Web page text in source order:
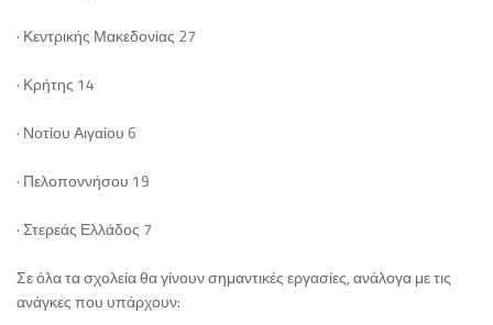
· Κεντρικής Μακεδονίας 27
· Κρήτης 14
· Νοτίου Αιγαίου 6
· Πελοποννήσου 19
· Στερεάς Ελλάδος 7
Σε όλα τα σχολεία θα γίνουν σημαντικές εργασίες, ανάλογα με τις
ανάγκες που υπάρχουν: